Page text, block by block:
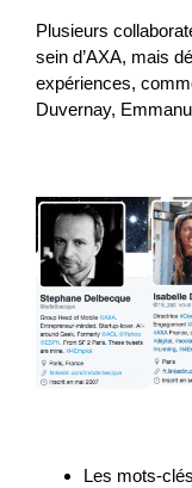
Plusieurs
sein d’AXA, mais
expériences,
Duvernay,
Les mots-clés